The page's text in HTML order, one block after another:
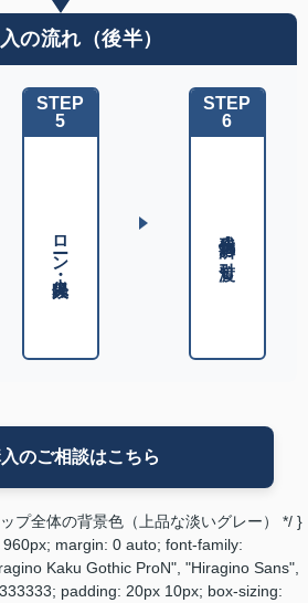
の流れ（後半）
STEP
5
ローン・火災保険
STEP
6
残代金決済・お引渡し
のご相談はこちら
プ全体の背景色（上品な淡いグレー） */ }
margin: 0 auto; font-family:
Kaku Gothic ProN", "Hiragino Sans",
padding: 20px 10px; box-sizing: